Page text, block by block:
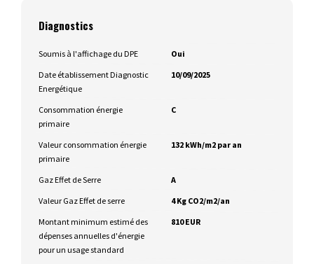
Diagnostics
Soumis à l'affichage du DPE
Oui
Date établissement Diagnostic
Energétique
10/09/2025
Consommation énergie
primaire
C
Valeur consommation énergie
primaire
132 kWh/m2 par an
Gaz Effet de Serre
A
Valeur Gaz Effet de serre
4 Kg CO2/m2/an
Montant minimum estimé des
dépenses annuelles d'énergie
pour un usage standard
810 EUR